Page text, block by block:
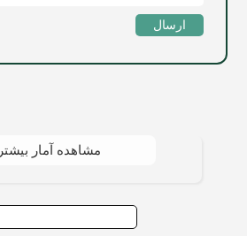
ارسال
مشاهده آمار بیشتر
جستجو
برای: